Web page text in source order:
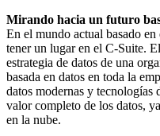
Mirando hacia un futuro
En el mundo actual basado
tener un lugar en el C-Suite.
estrategia de datos de una
basada en datos en toda la
datos modernas y tecnologías
valor completo de los datos,
en la nube.